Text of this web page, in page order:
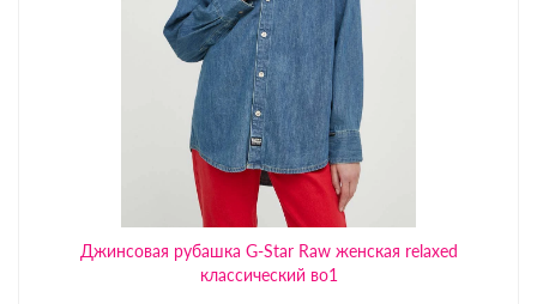
Джинсовая рубашка G-Star Raw женская relaxed
классический во1